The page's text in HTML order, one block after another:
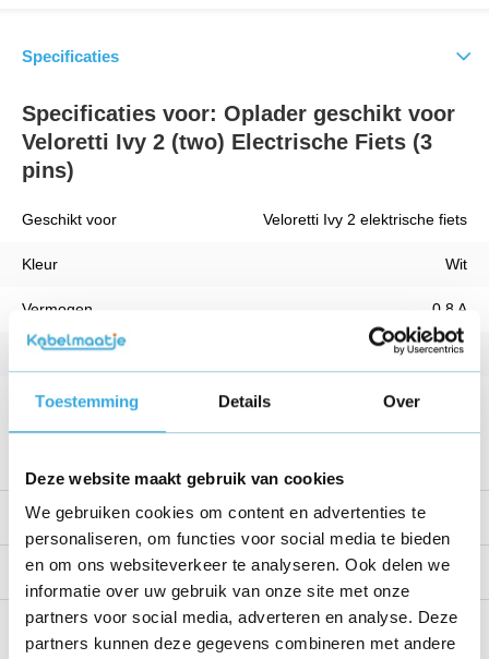
Toestemming Details Over
Deze website maakt gebruik van cookies
We gebruiken cookies om content en advertenties te
personaliseren, om functies voor social media te bieden
en om ons websiteverkeer te analyseren. Ook delen we
informatie over uw gebruik van onze site met onze
partners voor social media, adverteren en analyse. Deze
partners kunnen deze gegevens combineren met andere
Specificaties
Specificaties voor: Oplader geschikt voor
Veloretti Ivy 2 (two) Electrische Fiets (3
pins)
Geschikt voor Veloretti Ivy 2 elektrische fiets
Kleur Wit
Vermogen 0.8 A
Kabellengte 1 Meter
Voltage
Productomschrijving
Reviews
Share this product!